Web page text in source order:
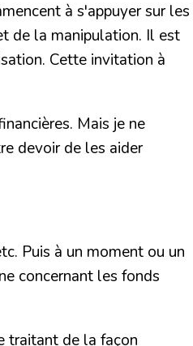
à s'appuyer sur les
de la manipulation. Il est
Cette invitation à
Mais je ne
devoir de les aider
Puis à un moment ou un
concernant les fonds
traitant de la façon